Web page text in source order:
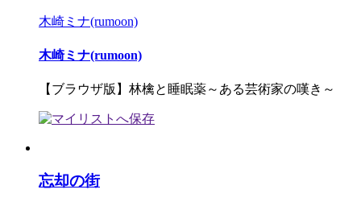
木崎ミナ(rumoon)
木崎ミナ(rumoon)
【ブラウザ版】林檎と睡眠薬～ある芸術家の嘆き～
忘却の街